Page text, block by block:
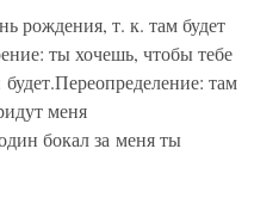
рождения, т. к. там будет
ты хочешь, чтобы тебе
там
меня
бокал за меня ты